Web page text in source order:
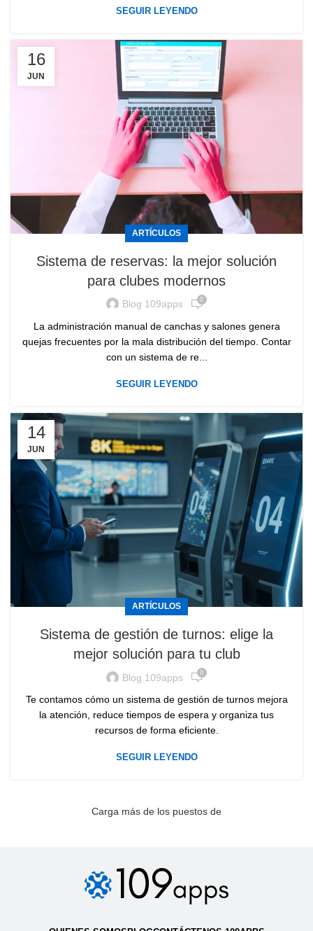
SEGUIR LEYENDO
16
JUN
ARTÍCULOS
Sistema de reservas: la mejor solución
para clubes modernos
Blog 109apps 0
La administración manual de canchas y salones genera
quejas frecuentes por la mala distribución del tiempo. Contar
con un sistema de re...
SEGUIR LEYENDO
14
JUN
ARTÍCULOS
Sistema de gestión de turnos: elige la
mejor solución para tu club
Blog 109apps 0
Te contamos cómo un sistema de gestión de turnos mejora
la atención, reduce tiempos de espera y organiza tus
recursos de forma eficiente.
SEGUIR LEYENDO
Carga más de los puestos de